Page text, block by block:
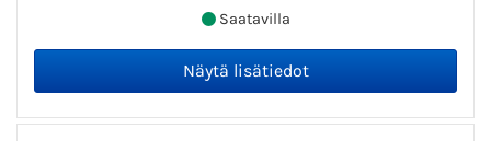
Saatavilla